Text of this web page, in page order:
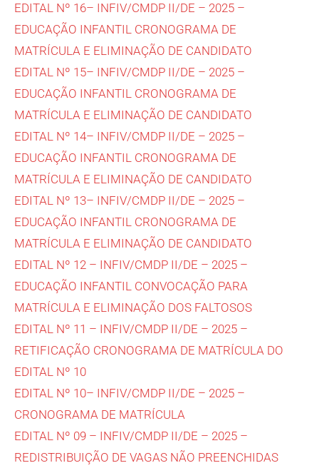
EDITAL Nº 16– INFIV/CMDP II/DE – 2025 –
EDUCAÇÃO INFANTIL CRONOGRAMA DE
MATRÍCULA E ELIMINAÇÃO DE CANDIDATO
EDITAL Nº 15– INFIV/CMDP II/DE – 2025 –
EDUCAÇÃO INFANTIL CRONOGRAMA DE
MATRÍCULA E ELIMINAÇÃO DE CANDIDATO
EDITAL Nº 14– INFIV/CMDP II/DE – 2025 –
EDUCAÇÃO INFANTIL CRONOGRAMA DE
MATRÍCULA E ELIMINAÇÃO DE CANDIDATO
EDITAL Nº 13– INFIV/CMDP II/DE – 2025 –
EDUCAÇÃO INFANTIL CRONOGRAMA DE
MATRÍCULA E ELIMINAÇÃO DE CANDIDATO
EDITAL Nº 12 – INFIV/CMDP II/DE – 2025 –
EDUCAÇÃO INFANTIL CONVOCAÇÃO PARA
MATRÍCULA E ELIMINAÇÃO DOS FALTOSOS
EDITAL Nº 11 – INFIV/CMDP II/DE – 2025 –
RETIFICAÇÃO CRONOGRAMA DE MATRÍCULA DO
EDITAL Nº 10
EDITAL Nº 10– INFIV/CMDP II/DE – 2025 –
CRONOGRAMA DE MATRÍCULA
EDITAL Nº 09 – INFIV/CMDP II/DE – 2025 –
REDISTRIBUIÇÃO DE VAGAS NÃO PREENCHIDAS